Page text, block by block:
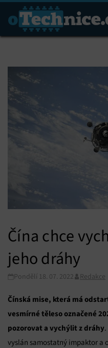
Čína chce
jeho dráhy
Pondělí 18. 07. 2022 Redakce
Čínská mise, která má
vesmírné těleso označené
pozorovat a vychýlit z dráhy
vyslán samostatný impaktor a